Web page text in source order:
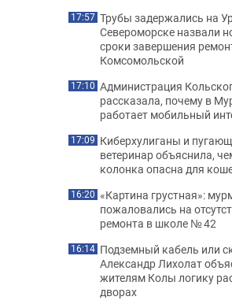
17:57 Трубы задержались на
Североморске назвали
сроки завершения
Комсомольской
17:10 Администрация
рассказала, почему в
работает мобильный
17:09 Киберхулиганы и
ветеринар объяснила,
колонка опасна для
16:20 «Картина грустная»:
пожаловались на
ремонта в школе № 42
16:14 Подземный кабель или
Александр Лихолат
жителям Колы логику
дворах